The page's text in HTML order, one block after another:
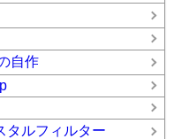
自作
タルフィルター